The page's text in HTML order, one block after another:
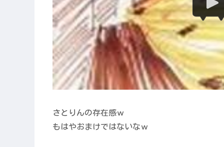
さとりんの存在感ｗ
もはやおまけではないなｗ